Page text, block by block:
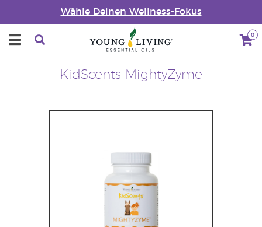
Wähle Deinen Wellness-Fokus
0
KidScents MightyZyme